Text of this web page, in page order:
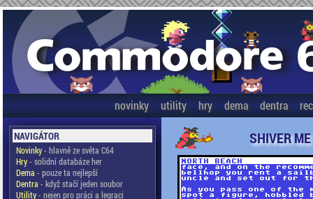
novinky utility hry dema dentra
NAVIGÁTOR
Novinky- hlavně ze světa C64
Hry- solidní databáze her
Dema - pouze ta nejlepší
Dentra - když stačí jeden soubor
Utility- nejen pro práci a legraci
SHIVER